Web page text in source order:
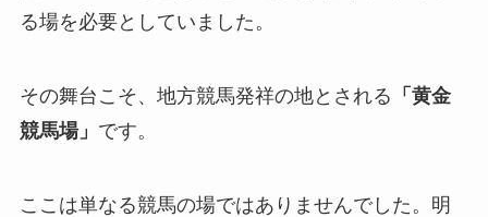
る場を必要としていました。
その舞台こそ、地方競馬発祥の地とされる 「黄金
競馬場」 です。
ここは単なる競馬の場ではありませんでした。明